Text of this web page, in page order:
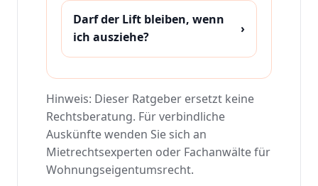
Darf der Lift bleiben, wenn
ich ausziehe?
›
Hinweis: Dieser Ratgeber ersetzt keine
Rechtsberatung. Für verbindliche
Auskünfte wenden Sie sich an
Mietrechtsexperten oder Fachanwälte für
Wohnungseigentumsrecht.